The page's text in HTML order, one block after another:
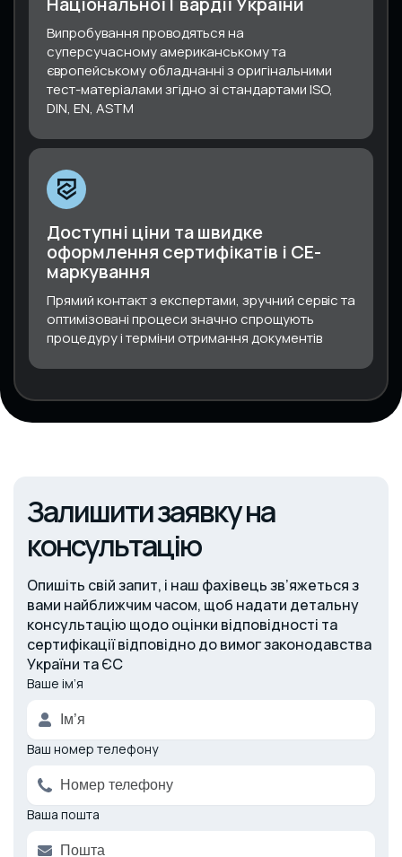
Випробування проводяться на
суперсучасному американському та
європейському обладнанні з оригінальними
тест-матеріалами згідно зі стандартами ISO,
DIN, EN, ASTM
Доступні ціни та швидке
оформлення сертифікатів і СЕ-
маркування
Прямий контакт з експертами, зручний сервіс та
оптимізовані процеси значно спрощують
процедуру і терміни отримання документів
Залишити заявку на
консультацію
Опишіть свій запит, і наш фахівець зв’яжеться з
вами найближчим часом, щоб надати детальну
консультацію щодо оцінки відповідності та
сертифікації відповідно до вимог законодавства
України та ЄС
Ваше ім’я
Ваш номер телефону
Ваша пошта
Alternative: